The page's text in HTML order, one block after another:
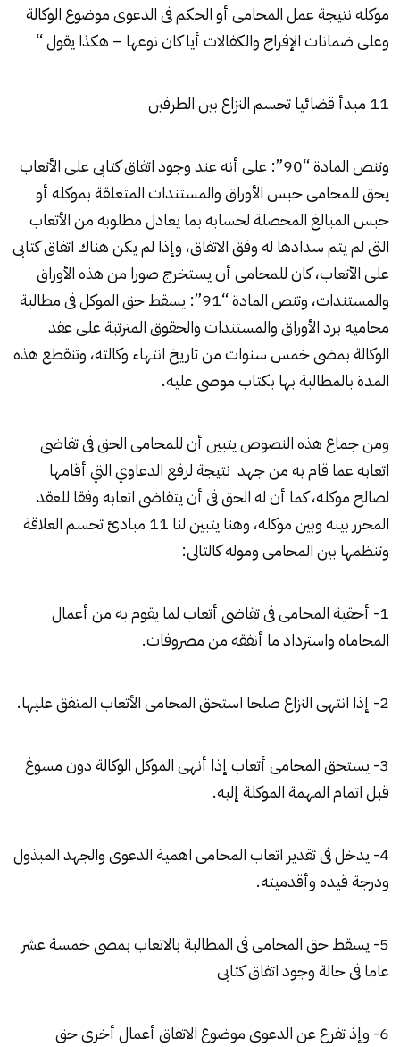
موكله نتيجة عمل المحامى أو الحكم فى الدعوى موضوع الوكالة
وعلى ضمانات الإفراج والكفالات أيا كان نوعها – هكذا يقول “
11 مبدأ قضائيا تحسم النزاع بين الطرفين
وتنص المادة “90”: على أنه عند وجود اتفاق كتابى على الأتعاب
يحق للمحامى حبس الأوراق والمستندات المتعلقة بموكله أو
حبس المبالغ المحصلة لحسابه بما يعادل مطلوبه من الأتعاب
التى لم يتم سدادها له وفق الاتفاق، وإذا لم يكن هناك اتفاق كتابى
على الأتعاب، كان للمحامى أن يستخرج صورا من هذه الأوراق
والمستندات، وتنص المادة “91”: يسقط حق الموكل فى مطالبة
محاميه برد الأوراق والمستندات والحقوق المترتبة على عقد
الوكالة بمضى خمس سنوات من تاريخ انتهاء وكالته، وتنقطع هذه
المدة بالمطالبة بها بكتاب موصى عليه.
ومن جماع هذه النصوص يتبين أن للمحامى الحق فى تقاضى
اتعابه عما قام به من جهد نتيجة لرفع الدعاوي التي أقامها
لصالح موكله، كما أن له الحق فى أن يتقاضى اتعابه وفقا للعقد
المحرر بينه وبين موكله، وهنا يتبين لنا 11 مبادئ تحسم العلاقة
وتنظمها بين المحامى وموله كالتالى:
1- أحقية المحامى فى تقاضى أتعاب لما يقوم به من أعمال
المحاماه واسترداد ما أنفقه من مصروفات.
2- إذا انتهى النزاع صلحا استحق المحامى الأتعاب المتفق عليها.
3- يستحق المحامى أتعاب إذا أنهى الموكل الوكالة دون مسوغ
قبل اتمام المهمة الموكلة إليه.
4- يدخل فى تقدير اتعاب المحامى اهمية الدعوى والجهد المبذول
ودرجة قيده وأقدميته.
5- يسقط حق المحامى فى المطالبة بالاتعاب بمضى خمسة عشر
عاما فى حالة وجود اتفاق كتابى
6- وإذ تفرع عن الدعوى موضوع الاتفاق أعمال أخرى حق